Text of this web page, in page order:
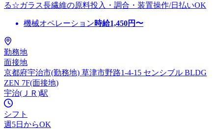
る☆ガラス長繊維の原料投入・調合・装置操作/日払いOK
機械オペレーション時給1,450円〜
勤務地
面接地
京都府宇治市(勤務地) 草津市野路1-4-15 センシブル BLDG
ZEN 7F(面接地)
宇治(ＪＲ)駅
シフト
週5日からOK